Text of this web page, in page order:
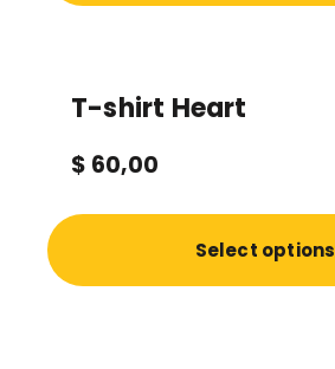
T-shirt Heart
$ 60,00
Select options